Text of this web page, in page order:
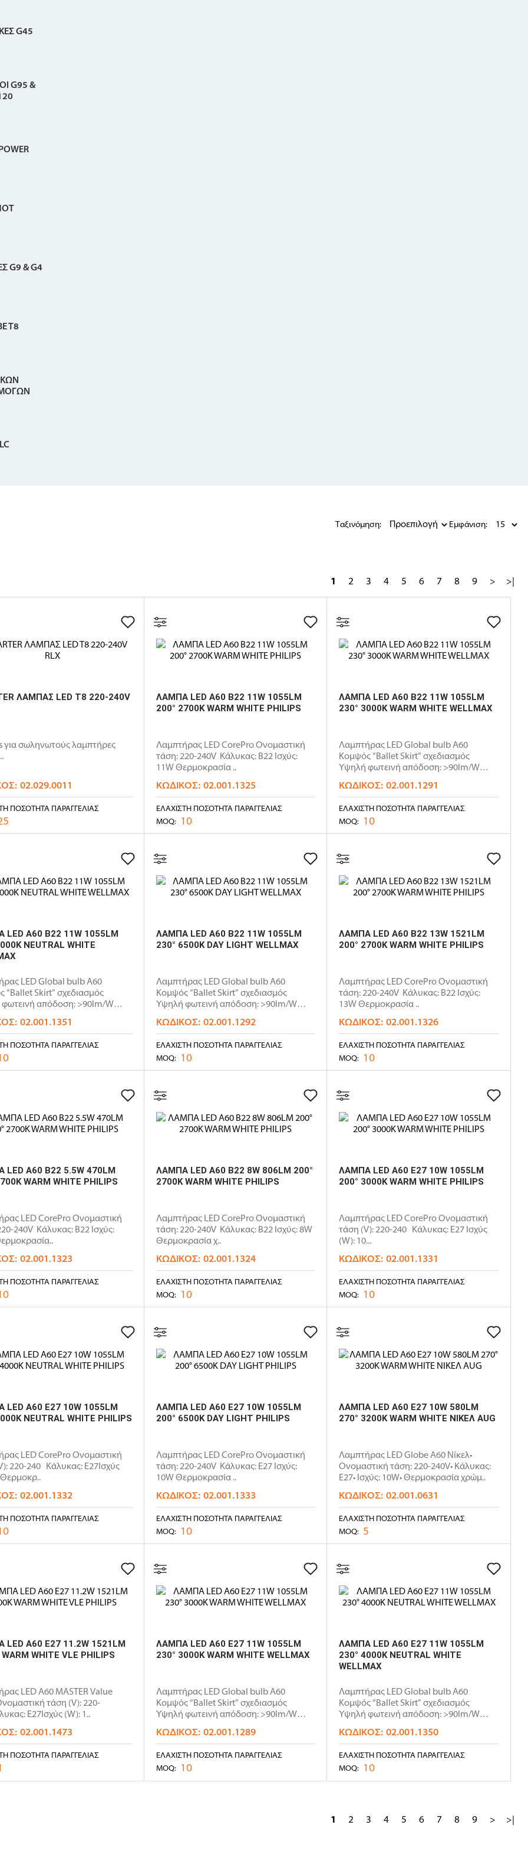
G45
G95 &
G9 & G4
T8
Ταξινόμηση: Εμφάνιση:
1 2 3 4 5 6 7 8 9 > >|
ΛΑΜΠΑΣ LED T8 220-240V
για σωληνωτούς λαμπτήρες
02.029.0011
ΠΟΣΌΤΗΤΑ ΠΑΡΑΓΓΕΛΊΑΣ
ΛΑΜΠΑ LED A60 B22 11W 1055LM
200° 2700K WARM WHITE PHILIPS
Λαμπτήρας LED CorePro Ονομαστική
τάση: 220-240V Κάλυκας: B22 Ισχύς:
11W Θερμοκρασία ..
ΚΩΔΙΚΌΣ: 02.001.1325
ΕΛΆΧΙΣΤΗ ΠΟΣΌΤΗΤΑ ΠΑΡΑΓΓΕΛΊΑΣ
MOQ: 10
ΛΑΜΠΑ LED A60 B22 11W 1055LM
230° 3000K WARM WHITE WELLMAX
Λαμπτήρας LED Global bulb A60
Κομψός “Ballet Skirt” σχεδιασμός
Υψηλή φωτεινή απόδοση: >90lm/W
ΚΩΔΙΚΌΣ: 02.001.1291
ΕΛΆΧΙΣΤΗ ΠΟΣΌΤΗΤΑ ΠΑΡΑΓΓΕΛΊΑΣ
MOQ: 10
A60 B22 11W 1055LM
NEUTRAL WHITE
LED Global bulb A60
“Ballet Skirt” σχεδιασμός
απόδοση: >90lm/W
02.001.1351
ΠΟΣΌΤΗΤΑ ΠΑΡΑΓΓΕΛΊΑΣ
ΛΑΜΠΑ LED A60 B22 11W 1055LM
230° 6500K DAY LIGHT WELLMAX
Λαμπτήρας LED Global bulb A60
Κομψός “Ballet Skirt” σχεδιασμός
Υψηλή φωτεινή απόδοση: >90lm/W
ΚΩΔΙΚΌΣ: 02.001.1292
ΕΛΆΧΙΣΤΗ ΠΟΣΌΤΗΤΑ ΠΑΡΑΓΓΕΛΊΑΣ
MOQ: 10
ΛΑΜΠΑ LED A60 B22 13W 1521LM
200° 2700K WARM WHITE PHILIPS
Λαμπτήρας LED CorePro Ονομαστική
τάση: 220-240V Κάλυκας: B22 Ισχύς:
13W Θερμοκρασία ..
ΚΩΔΙΚΌΣ: 02.001.1326
ΕΛΆΧΙΣΤΗ ΠΟΣΌΤΗΤΑ ΠΑΡΑΓΓΕΛΊΑΣ
MOQ: 10
A60 B22 5.5W 470LM
WARM WHITE PHILIPS
LED CorePro Ονομαστική
240V Κάλυκας: B22 Ισχύς:
02.001.1323
ΠΟΣΌΤΗΤΑ ΠΑΡΑΓΓΕΛΊΑΣ
ΛΑΜΠΑ LED A60 B22 8W 806LM 200°
2700K WARM WHITE PHILIPS
Λαμπτήρας LED CorePro Ονομαστική
τάση: 220-240V Κάλυκας: B22 Ισχύς: 8W
Θερμοκρασία χ..
ΚΩΔΙΚΌΣ: 02.001.1324
ΕΛΆΧΙΣΤΗ ΠΟΣΌΤΗΤΑ ΠΑΡΑΓΓΕΛΊΑΣ
MOQ: 10
ΛΑΜΠΑ LED A60 E27 10W 1055LM
200° 3000K WARM WHITE PHILIPS
Λαμπτήρας LED CorePro Ονομαστική
τάση (V): 220-240 Κάλυκας: E27 Ισχύς
(W): 10...
ΚΩΔΙΚΌΣ: 02.001.1331
ΕΛΆΧΙΣΤΗ ΠΟΣΌΤΗΤΑ ΠΑΡΑΓΓΕΛΊΑΣ
MOQ: 10
A60 E27 10W 1055LM
NEUTRAL WHITE PHILIPS
LED CorePro Ονομαστική
220-240 Κάλυκας: E27Ισχύς
02.001.1332
ΠΟΣΌΤΗΤΑ ΠΑΡΑΓΓΕΛΊΑΣ
ΛΑΜΠΑ LED A60 E27 10W 1055LM
200° 6500K DAY LIGHT PHILIPS
Λαμπτήρας LED CorePro Ονομαστική
τάση: 220-240V Κάλυκας: E27 Ισχύς:
10W Θερμοκρασία ..
ΚΩΔΙΚΌΣ: 02.001.1333
ΕΛΆΧΙΣΤΗ ΠΟΣΌΤΗΤΑ ΠΑΡΑΓΓΕΛΊΑΣ
MOQ: 10
ΛΑΜΠΑ LED A60 E27 10W 580LM
270° 3200K WARM WHITE ΝΙΚΕΛ AUG
Λαμπτήρας LED Globe A60 Νίκελ•
Ονομαστική τάση: 220-240V• Κάλυκας:
E27• Ισχύς: 10W• Θερμοκρασία χρώμ..
ΚΩΔΙΚΌΣ: 02.001.0631
ΕΛΆΧΙΣΤΗ ΠΟΣΌΤΗΤΑ ΠΑΡΑΓΓΕΛΊΑΣ
MOQ: 5
A60 E27 11.2W 1521LM
WHITE VLE PHILIPS
LED A60 MASTER Value
τάση (V): 220-
E27Ισχύς (W): 1..
02.001.1473
ΠΟΣΌΤΗΤΑ ΠΑΡΑΓΓΕΛΊΑΣ
ΛΑΜΠΑ LED A60 E27 11W 1055LM
230° 3000K WARM WHITE WELLMAX
Λαμπτήρας LED Global bulb A60
Κομψός “Ballet Skirt” σχεδιασμός
Υψηλή φωτεινή απόδοση: >90lm/W
ΚΩΔΙΚΌΣ: 02.001.1289
ΕΛΆΧΙΣΤΗ ΠΟΣΌΤΗΤΑ ΠΑΡΑΓΓΕΛΊΑΣ
MOQ: 10
ΛΑΜΠΑ LED A60 E27 11W 1055LM
230° 4000K NEUTRAL WHITE
WELLMAX
Λαμπτήρας LED Global bulb A60
Κομψός “Ballet Skirt” σχεδιασμός
Υψηλή φωτεινή απόδοση: >90lm/W
ΚΩΔΙΚΌΣ: 02.001.1350
ΕΛΆΧΙΣΤΗ ΠΟΣΌΤΗΤΑ ΠΑΡΑΓΓΕΛΊΑΣ
MOQ: 10
1 2 3 4 5 6 7 8 9 > >|